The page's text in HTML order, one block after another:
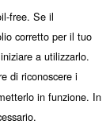
seguire.
d'aria
utilizzarlo.
iniziare a